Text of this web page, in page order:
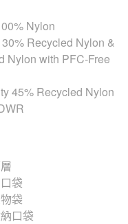
Nylon
Recycled Nylon &
Nylon with PFC-Free
45% Recycled Nylon
袋
袋
口袋